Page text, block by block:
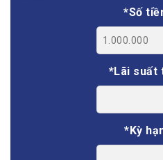
*Số
*Lãi suất
*Kỳ